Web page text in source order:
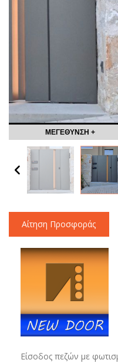
ΜΕΓΕΘΥΝΣΗ +
Αίτηση Προσφοράς
Είσοδος πεζών με